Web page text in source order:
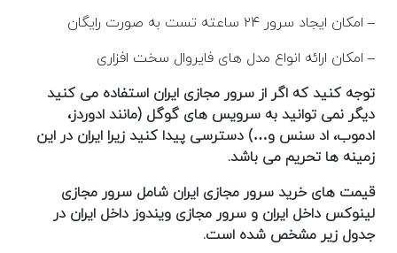
– امکان ایجاد سرور ۲۴ ساعته تست به صورت رایگان
– امکان ارائه انواع مدل های فایروال سخت افزاری
توجه کنید که اگر از سرور مجازی ایران استفاده می کنید
دیگر نمی توانید به سرویس های گوگل (مانند ادوردز،
ادموب، اد سنس و…) دسترسی پیدا کنید زیرا ایران در این
زمینه ها تحریم می باشد.
قیمت های خرید سرور مجازی ایران شامل سرور مجازی
لینوکس داخل ایران و سرور مجازی ویندوز داخل ایران در
جدول زیر مشخص شده است.